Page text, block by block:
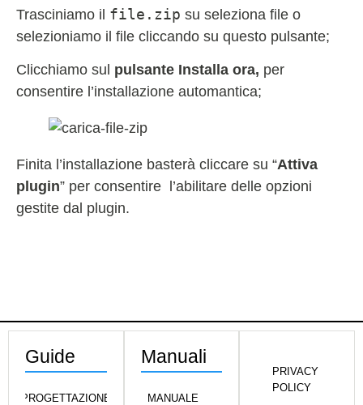
Trasciniamo il file.zip su seleziona file o
selezioniamo il file cliccando su questo pulsante;
Clicchiamo sul pulsante Installa ora, per
consentire l’installazione automantica;
Finita l’installazione basterà cliccare su “Attiva
plugin” per consentire l’abilitare delle opzioni
gestite dal plugin.
Guide
PROGETTAZIONE
Manuali
MANUALE
PRIVACY
POLICY